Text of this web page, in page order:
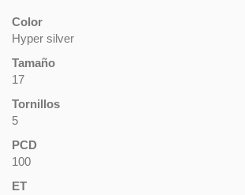
Color
Hyper silver
Tamaño
17
Tornillos
5
PCD
100
ET